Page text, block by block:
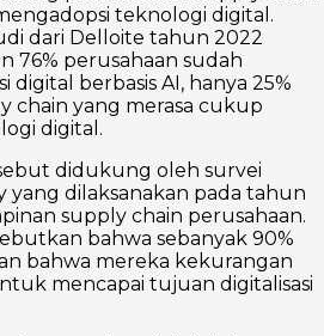
teknologi digital.
dari Delloite tahun 2022
76% perusahaan sudah
digital berbasis AI, hanya 25%
chain yang merasa cukup
digital.
didukung oleh survei
yang dilaksanakan pada tahun
supply chain perusahaan.
bahwa sebanyak 90%
bahwa mereka kekurangan
mencapai tujuan digitalisasi